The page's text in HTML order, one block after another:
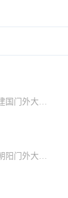
北京市朝阳区建国门外大街1号
北京市朝阳区朝阳门外大街1号